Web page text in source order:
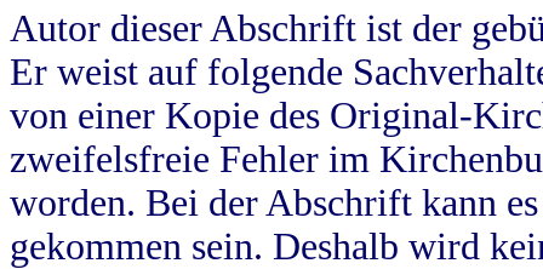
Autor dieser Abschrift ist der
Er weist auf folgende
von einer Kopie des Original-
zweifelsfreie Fehler im
worden. Bei der Abschrift kann
gekommen sein. Deshalb wird